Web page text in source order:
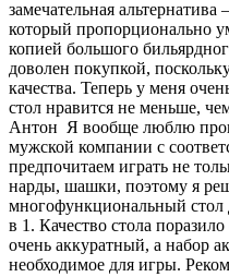
замечательная
который пропорционально
копией большого
доволен покупкой,
качества. Теперь у меня
стол нравится не меньше,
Антон Я вообще люблю
мужской компании с
предпочитаем играть не
нарды, шашки, поэтому я
многофункциональный
в 1. Качество стола
очень аккуратный, а набор
необходимое для игры.